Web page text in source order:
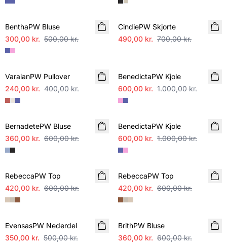
SALE
BenthaPW Bluse
300,00 kr. 500,00 kr.
SALE
CindiePW Skjorte
490,00 kr. 700,00 kr.
SALE
VaraianPW Pullover
240,00 kr. 400,00 kr.
BenedictaPW Kjole
600,00 kr. 1.000,00 kr.
SALE
BernadetePW Bluse
360,00 kr. 600,00 kr.
SALE
BenedictaPW Kjole
600,00 kr. 1.000,00 kr.
SALE
RebeccaPW Top
420,00 kr. 600,00 kr.
SALE
RebeccaPW Top
420,00 kr. 600,00 kr.
SALE
EvensasPW Nederdel
350,00 kr. 500,00 kr.
SALE
BrithPW Bluse
360,00 kr. 600,00 kr.